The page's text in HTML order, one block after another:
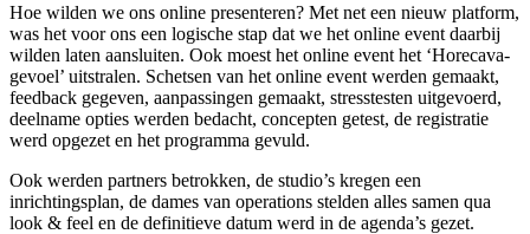
Hoe wilden we ons online presenteren? Met net een nieuw platform,
was het voor ons een logische stap dat we het online event daarbij
wilden laten aansluiten. Ook moest het online event het ‘Horecava-
gevoel’ uitstralen. Schetsen van het online event werden gemaakt,
feedback gegeven, aanpassingen gemaakt, stresstesten uitgevoerd,
deelname opties werden bedacht, concepten getest, de registratie
werd opgezet en het programma gevuld.
Ook werden partners betrokken, de studio’s kregen een
inrichtingsplan, de dames van operations stelden alles samen qua
look & feel en de definitieve datum werd in de agenda’s gezet.